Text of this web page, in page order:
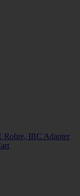
IBC Adapter